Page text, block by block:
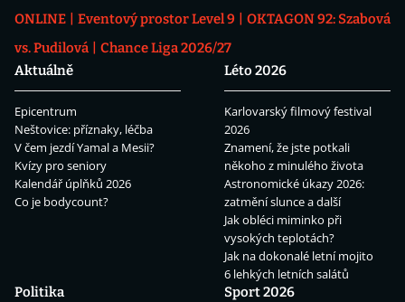
ONLINE
Eventový prostor Level 9
OKTAGON 92: Szabová
vs. Pudilová
Chance Liga 2026/27
Aktuálně
Epicentrum
Neštovice: příznaky, léčba
V čem jezdí Yamal a Mesii?
Kvízy pro seniory
Kalendář úplňků 2026
Co je bodycount?
Léto 2026
Karlovarský filmový festival
2026
Znamení, že jste potkali
někoho z minulého života
Astronomické úkazy 2026:
zatmění slunce a další
Jak obléci miminko při
vysokých teplotách?
Jak na dokonalé letní mojito
6 lehkých letních salátů
Politika
Sport 2026